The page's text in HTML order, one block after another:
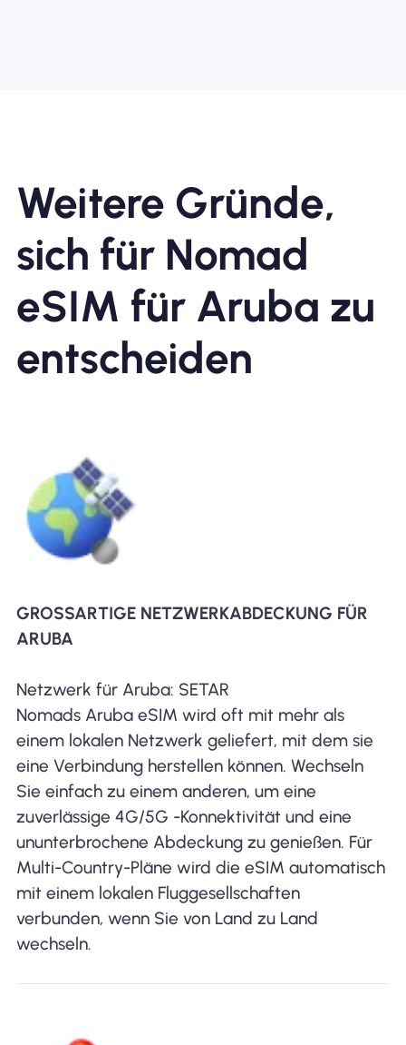
Weitere Gründe,
sich für Nomad
eSIM für Aruba zu
entscheiden
GROSSARTIGE NETZWERKABDECKUNG FÜR A
RUBA
Netzwerk für Aruba: SETAR
Nomads Aruba eSIM wird oft mit mehr als
einem lokalen Netzwerk geliefert, mit dem sie
eine Verbindung herstellen können. Wechseln
Sie einfach zu einem anderen, um eine
zuverlässige 4G/5G -Konnektivität und eine
ununterbrochene Abdeckung zu genießen. Für
Multi-Country-Pläne wird die eSIM automatisch
mit einem lokalen Fluggesellschaften
verbunden, wenn Sie von Land zu Land
wechseln.